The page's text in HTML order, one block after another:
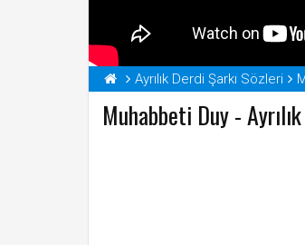
Ayrılık Derdi Şarkı Sözleri
Muhabbeti Duy -